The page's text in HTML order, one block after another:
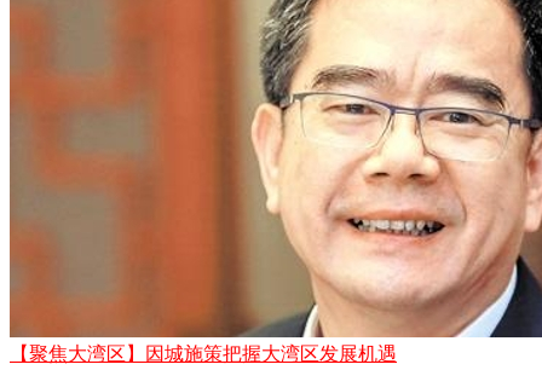
【聚焦大湾区】因城施策把握大湾区发展机遇